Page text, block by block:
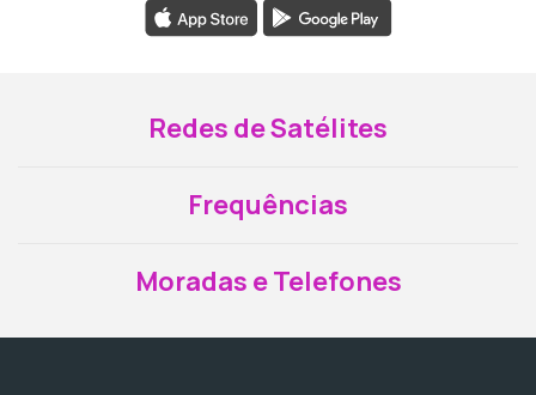
Redes de Satélites
Frequências
Moradas e Telefones